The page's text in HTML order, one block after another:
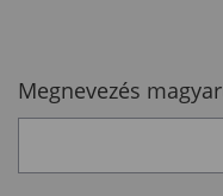
Megnevezés